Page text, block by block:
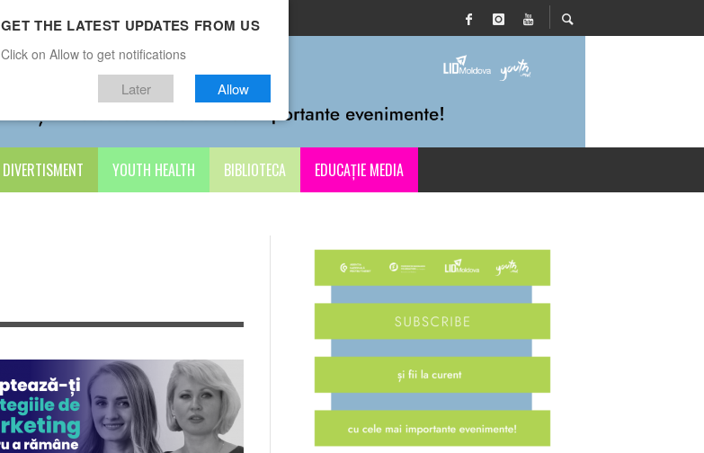
CONTACTE
DIVERTISMENT YOUTH HEALTH BIBLIOTECA EDUCAȚIE MEDIA
GET THE LATEST UPDATES FROM US
Click on Allow to get notifications
Later Allow